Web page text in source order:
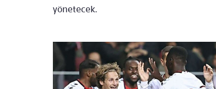
yönetecek.